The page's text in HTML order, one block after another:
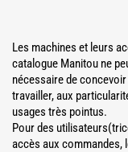
Les machines et leurs
catalogue Manitou ne
nécessaire de
travailler, aux
usages très pointus.
Pour des
accès aux commandes,